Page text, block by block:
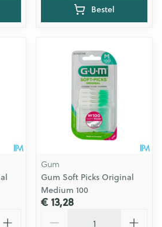
Bestel
Gum
Gum Soft Picks Original
Medium 100
€ 13,28